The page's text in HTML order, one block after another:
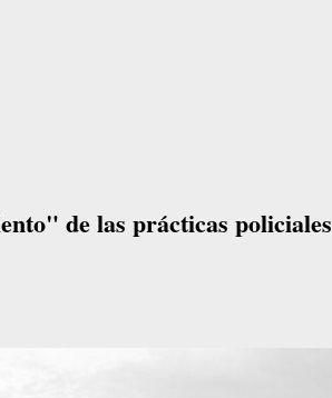
de las prácticas policiales